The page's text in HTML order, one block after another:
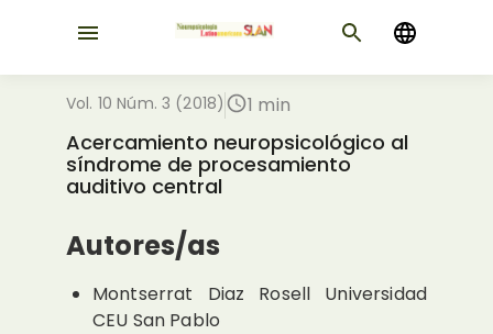
Vol. 10 Núm. 3 (2018) 1 min
Acercamiento neuropsicológico al
síndrome de procesamiento
auditivo central
Autores/as
Montserrat Diaz Rosell Universidad
CEU San Pablo